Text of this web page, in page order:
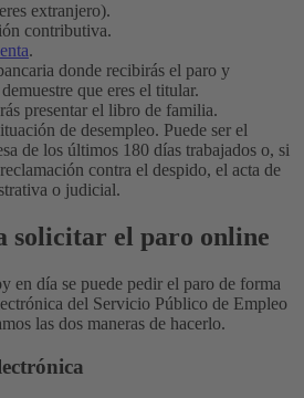
extranjero).
contributiva.
.
donde recibirás el paro y
que eres el titular.
presentar el libro de familia.
de desempleo. Puede ser el
de los últimos 180 días trabajados o, si
contra el despido, el acta de
o judicial.
solicitar el paro online
en día se puede pedir el paro de forma
del Servicio Público de Empleo
las dos maneras de hacerlo.